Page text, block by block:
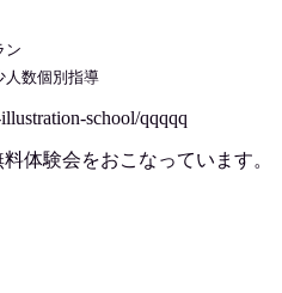
ン
人数個別指導
school/qqqqq
体験会をおこなっています。